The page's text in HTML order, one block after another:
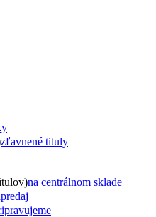
zľavnené tituly
na centrálnom sklade